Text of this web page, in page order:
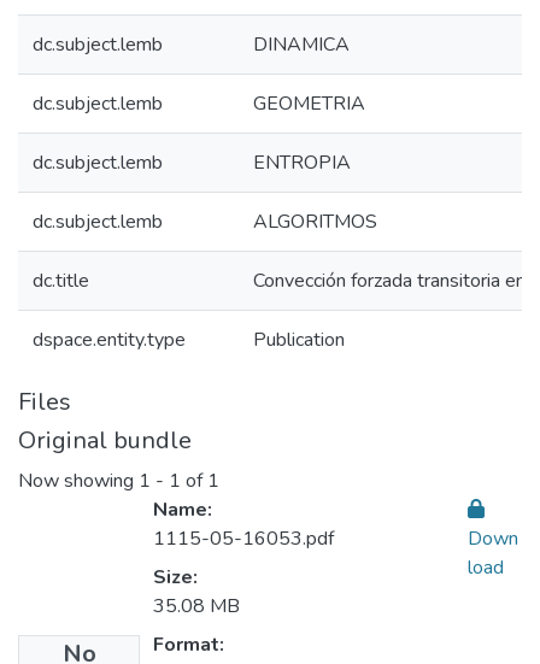
dc.subject.lemb DINAMICA
dc.subject.lemb GEOMETRIA
dc.subject.lemb ENTROPIA
dc.subject.lemb ALGORITMOS
dc.title Convección forzada transitoria en
dspace.entity.type Publication
Files
Original bundle
Now showing 1 - 1 of 1
No
Name:
1115-05-16053.pdf
Size:
35.08 MB
Format:
Down
load